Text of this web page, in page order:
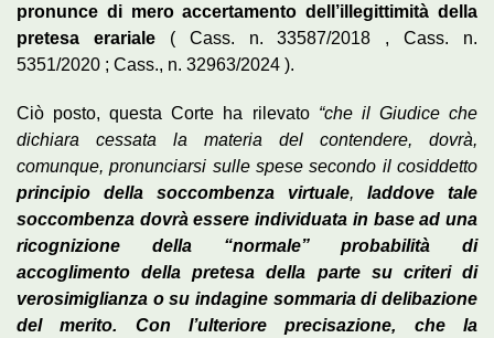
pronunce di mero accertamento dell’illegittimità della
pretesa erariale( Cass. n. 33587/2018 , Cass. n.
5351/2020 ; Cass., n. 32963/2024 ).
Ciò posto, questa Corte ha rilevato “che il Giudice che
dichiara cessata la materia del contendere, dovrà,
comunque, pronunciarsi sulle spese secondo il cosiddetto
principio della soccombenza virtuale, laddove tale
soccombenza dovrà essere individuata in base ad una
ricognizione della “normale” probabilità di
accoglimento della pretesa della parte su criteri di
verosimiglianza o su indagine sommaria di delibazione
del merito. Con l’ulteriore precisazione, che la